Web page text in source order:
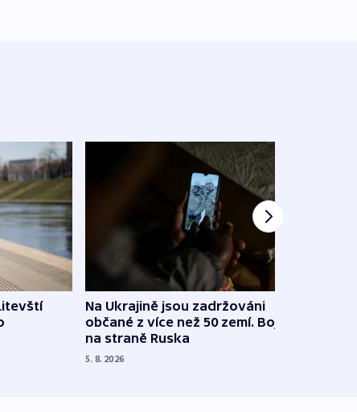
Na Ukrajině jsou zadržováni
občané z více než 50 zemí. Bojovali
na straně Ruska
5. 8. 2026